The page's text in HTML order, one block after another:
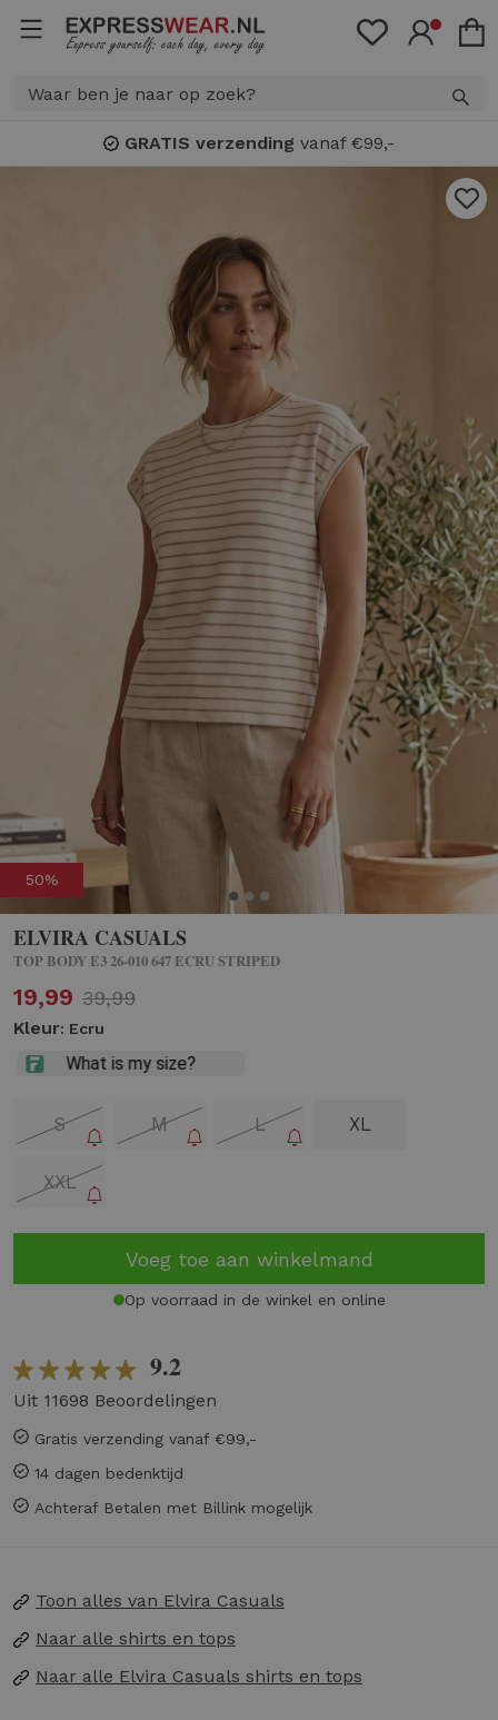
GRATIS verzendingvanaf €99,-
50%
ELVIRA CASUALS
TOP BODY E3 26-010 647 ECRU STRIPED
19,99 39,99
Kleur: Ecru
S M L XL
XXL
Voeg toe aan winkelmand
Op voorraad in de winkel en online
9.2
Uit 11698 Beoordelingen
Gratis verzending vanaf €99,-
14 dagen bedenktijd
Achteraf Betalen met Billink mogelijk
Toon alles van Elvira Casuals
Naar alle shirts en tops
Naar alle Elvira Casuals shirts en tops